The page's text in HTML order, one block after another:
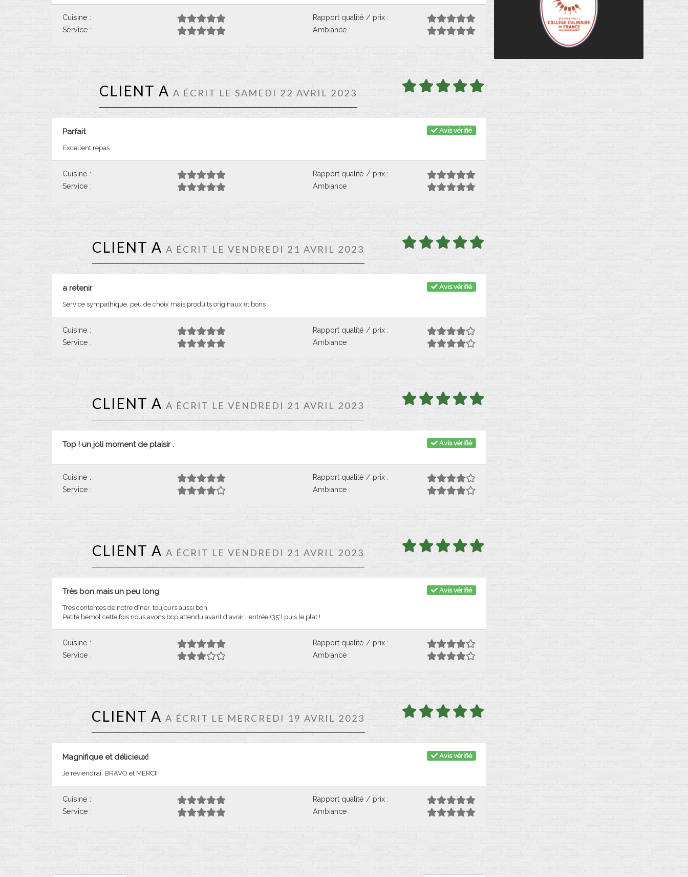
Cuisine :
Rapport qualité / prix :
Service :
Ambiance :
CLIENT A A ÉCRIT LE SAMEDI 22 AVRIL 2023
Avis vérifié
Parfait
Excellent repas
Cuisine :
Rapport qualité / prix :
Service :
Ambiance :
CLIENT A A ÉCRIT LE VENDREDI 21 AVRIL 2023
Avis vérifié
a retenir
Service sympathique, peu de choix mais produits originaux et bons
Cuisine :
Rapport qualité / prix :
Service :
Ambiance :
CLIENT A A ÉCRIT LE VENDREDI 21 AVRIL 2023
Avis vérifié
Top ! un joli moment de plaisir .
Cuisine :
Rapport qualité / prix :
Service :
Ambiance :
CLIENT A A ÉCRIT LE VENDREDI 21 AVRIL 2023
Avis vérifié
Très bon mais un peu long
Très contentes de notre dîner, toujours aussi bon
Petite bémol cette fois nous avons bcp attendu avant d'avoir l'entrée (35') puis le plat !
Cuisine :
Rapport qualité / prix :
Service :
Ambiance :
CLIENT A A ÉCRIT LE MERCREDI 19 AVRIL 2023
Avis vérifié
Magnifique et délicieux!
Je reviendrai, BRAVO et MERCI!
Cuisine :
Rapport qualité / prix :
Service :
Ambiance :